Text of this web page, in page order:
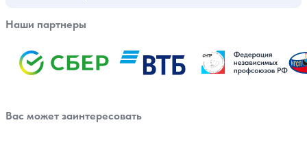
Наши партнеры
Вас может заинтересовать